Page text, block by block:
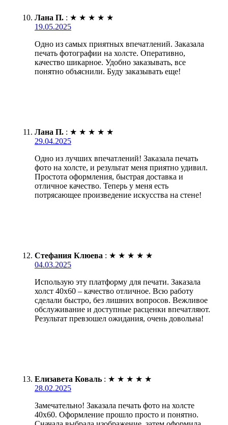
Лана П. : ★ ★ ★ ★ ★
19.05.2025
Одно из самых приятных впечатлений. Заказала
печать фотографии на холсте. Оперативно,
качество шикарное. Удобно заказывать, все
понятно объяснили. Буду заказывать еще!
Лана П. : ★ ★ ★ ★ ★
29.04.2025
Одно из лучших впечатлений! Заказала печать
фото на холсте, и результат меня приятно удивил.
Простота оформления, быстрая доставка и
отличное качество. Теперь у меня есть
потрясающее произведение искусства на стене!
Стефания Клюева : ★ ★ ★ ★ ★
04.03.2025
Использую эту платформу для печати. Заказала
холст 40х60 – качество отличное. Всю работу
сделали быстро, без лишних вопросов. Вежливое
обслуживание и доступные расценки впечатляют.
Результат превзошел ожидания, очень довольна!
Елизавета Коваль : ★ ★ ★ ★ ★
28.02.2025
Замечательно! Заказала печать фото на холсте
40х60. Оформление прошло просто и понятно.